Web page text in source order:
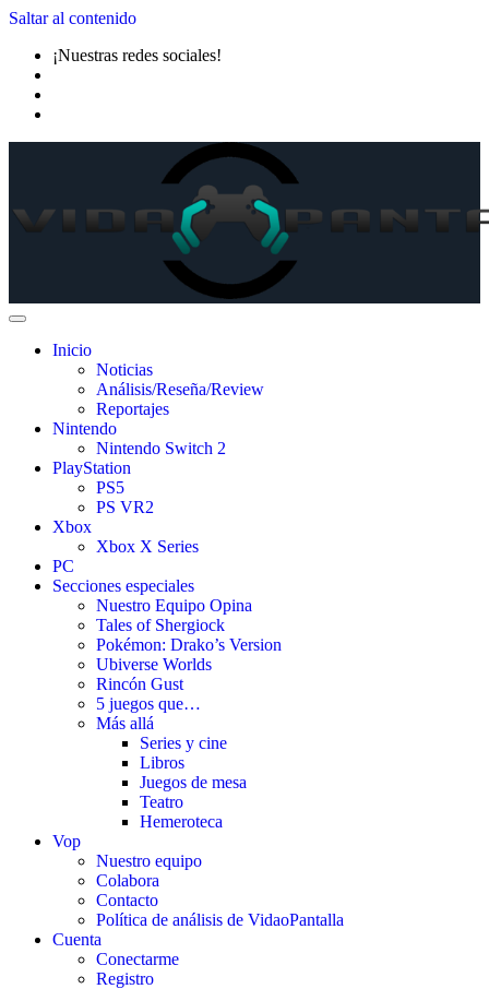
Saltar al contenido
¡Nuestras redes sociales!
Inicio
Noticias
Análisis/Reseña/Review
Reportajes
Nintendo
Nintendo Switch 2
PlayStation
PS5
PS VR2
Xbox
Xbox X Series
PC
Secciones especiales
Nuestro Equipo Opina
Tales of Shergiock
Pokémon: Drako’s Version
Ubiverse Worlds
Rincón Gust
5 juegos que…
Más allá
Series y cine
Libros
Juegos de mesa
Teatro
Hemeroteca
Vop
Nuestro equipo
Colabora
Contacto
Política de análisis de VidaoPantalla
Cuenta
Conectarme
Registro